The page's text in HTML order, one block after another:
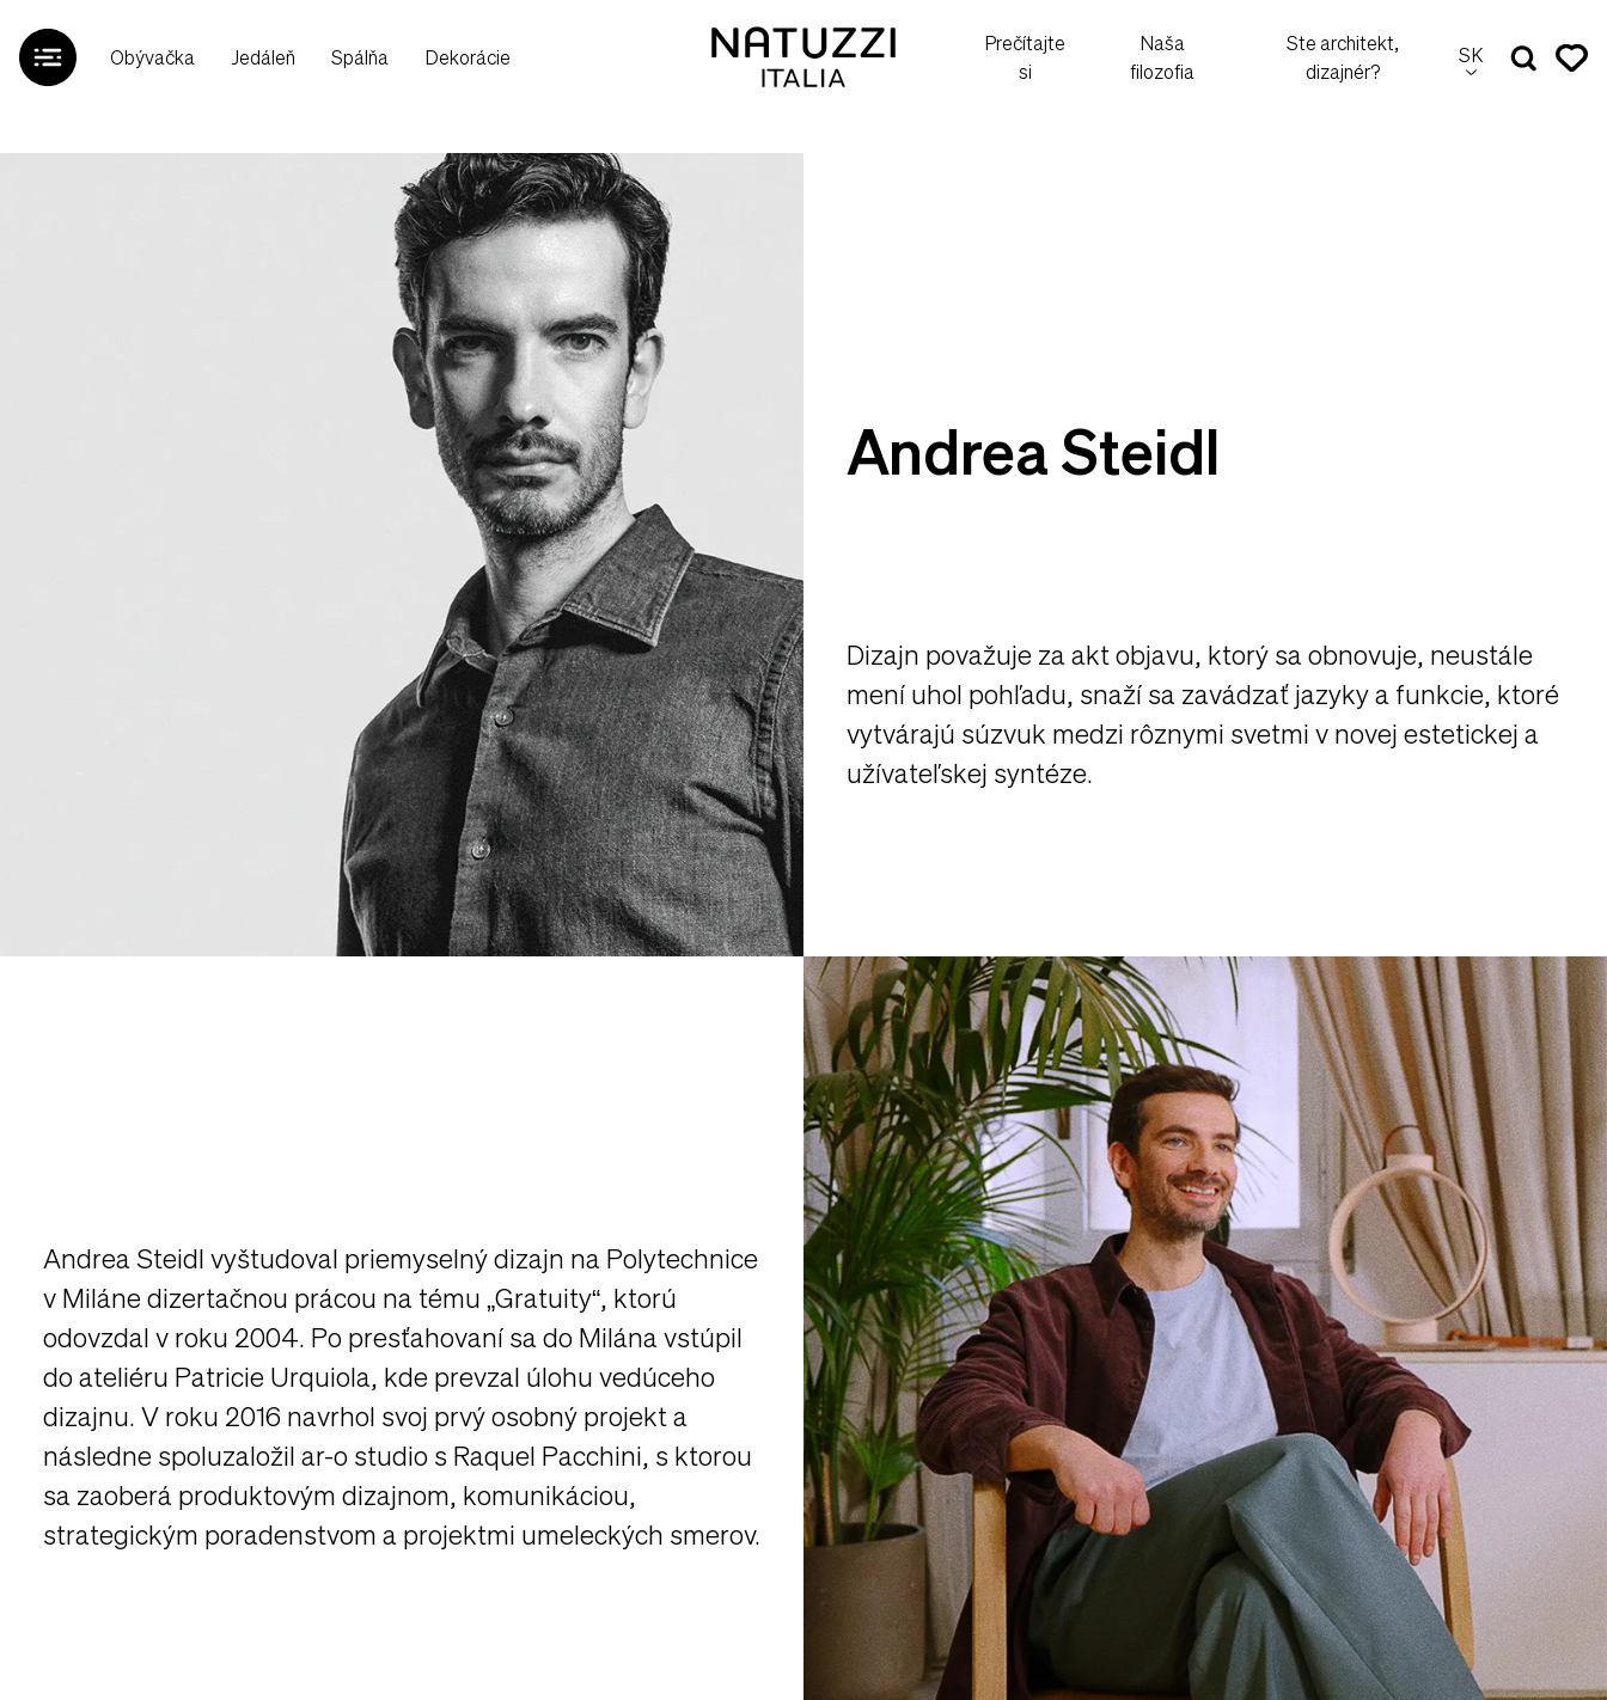
Obývačka Jedáleň Spálňa Dekorácie
Prečítajte
si
Naša
filozofia
Ste architekt,
dizajnér?
SK
Andrea Steidl
Dizajn považuje za akt objavu, ktorý sa obnovuje, neustále
mení uhol pohľadu, snaží sa zavádzať jazyky a funkcie, ktoré
vytvárajú súzvuk medzi rôznymi svetmi v novej estetickej a
užívateľskej syntéze.
Andrea Steidl vyštudoval priemyselný dizajn na Polytechnice
v Miláne dizertačnou prácou na tému „Gratuity“, ktorú
odovzdal v roku 2004. Po presťahovaní sa do Milána vstúpil
do ateliéru Patricie Urquiola, kde prevzal úlohu vedúceho
dizajnu. V roku 2016 navrhol svoj prvý osobný projekt a
následne spoluzaložil ar-o studio s Raquel Pacchini, s ktorou
sa zaoberá produktovým dizajnom, komunikáciou,
strategickým poradenstvom a projektmi umeleckých smerov.